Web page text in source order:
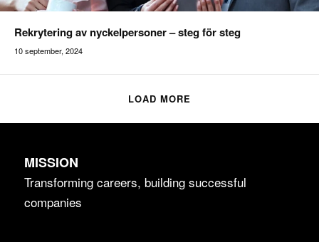
Addilon
Rekrytering av nyckelpersoner – steg för steg
10 september, 2024
LOAD MORE
MISSION
Transforming careers, building successful
companies